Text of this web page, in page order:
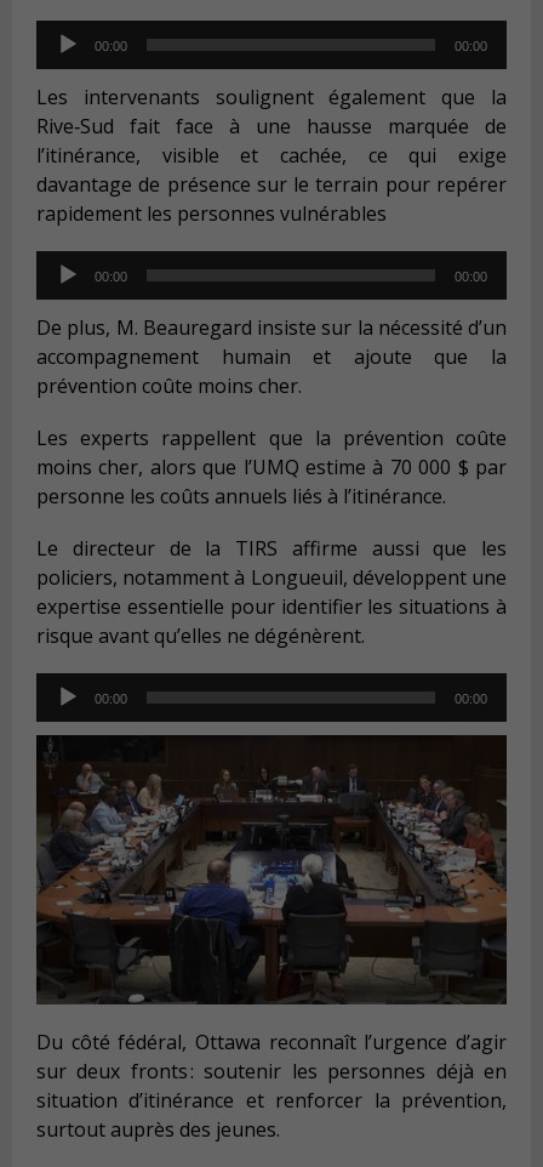
Audio
Player
00:00 00:00
Les intervenants soulignentégalementque la
Rive‑Sud fait face à une hausse marquée de
l’itinérance, visible et cachée, ce qui exige
davantage de présence sur le terrain pour repérer
rapidement les personnes vulnérables
Audio
Player
00:00 00:00
De plus, M. Beauregard insiste sur la nécessité d’un
accompagnement humain et ajoute que la
prévention coûte moins cher.
Les experts rappellent que la prévention coûte
moins cher, alors que l’UMQ estime à 70 000 $ par
personne les coûts annuels liés à l’itinérance.
Le directeur de la TIRS affirme aussi que les
policiers, notamment à Longueuil, développent une
expertise essentielle pour identifier les situations à
risque avant qu’elles ne dégénèrent.
Audio
Player
00:00 00:00
Du côté fédéral, Ottawa reconnaît l’urgence d’agir
sur deux fronts : soutenir les personnes déjà en
situation d’itinérance et renforcer la prévention,
surtout auprès des jeunes.